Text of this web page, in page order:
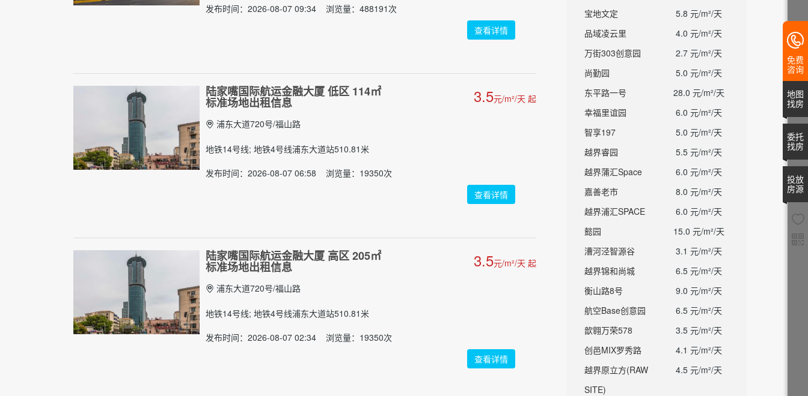
发布时间：2026-08-07 09:34 浏览量：488191次
查看详情
陆家嘴国际航运金融大厦 低区 114㎡
标准场地出租信息 3.5元/m²/天 起
浦东大道720号/福山路
地铁14号线; 地铁4号线浦东大道站510.81米
发布时间：2026-08-07 06:58 浏览量：19350次
查看详情
陆家嘴国际航运金融大厦 高区 205㎡
标准场地出租信息 3.5元/m²/天 起
浦东大道720号/福山路
地铁14号线; 地铁4号线浦东大道站510.81米
发布时间：2026-08-07 02:34 浏览量：19350次
查看详情
宝地文定
5.8 元/m²/天
品域凌云里
4.0 元/m²/天
万街303创意园
2.7 元/m²/天
尚勤园
5.0 元/m²/天
东平路一号
28.0 元/m²/天
幸福里谊园
6.0 元/m²/天
智享197
5.0 元/m²/天
越界睿园
5.5 元/m²/天
越界蒲汇Space
6.0 元/m²/天
嘉善老市
8.0 元/m²/天
越界浦汇SPACE
6.0 元/m²/天
懿园
15.0 元/m²/天
漕河泾智源谷
3.1 元/m²/天
越界锦和尚城
6.5 元/m²/天
衡山路8号
9.0 元/m²/天
航空Base创意园
6.5 元/m²/天
歆翱万荣578
3.5 元/m²/天
创邑MIX罗秀路
4.1 元/m²/天
越界原立方(RAW
SITE)
4.5 元/m²/天
免费
咨询
地图
找房
委托
找房
投放
房源